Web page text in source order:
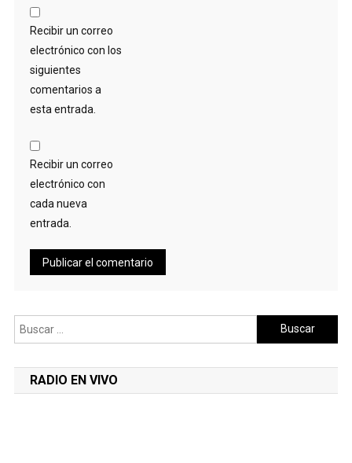
Recibir un correo
electrónico con los
siguientes
comentarios a
esta entrada.
Recibir un correo
electrónico con
cada nueva
entrada.
Buscar:
RADIO EN VIVO